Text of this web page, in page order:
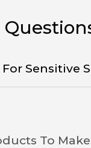
Sensitive
To